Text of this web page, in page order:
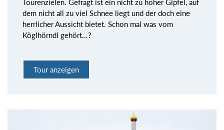
Tourenzielen. Gefragt ist ein nicht zu hoher Gipfel, auf
dem nicht all zu viel Schnee liegt und der doch eine
herrlicher Aussicht bietet. Schon mal was vom
Köglhörndl gehört...?
Tour anzeigen